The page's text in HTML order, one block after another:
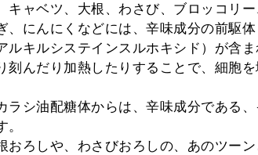
キャベツ、大根、わさび、ブロッコリ
、にんにくなどには、辛味成分の前駆
ルキルシステインスルホキシド）が含ま
刻んだり加熱したりすることで、細胞
ラシ油配糖体からは、辛味成分である
おろしや、わさびおろしの、あのツー